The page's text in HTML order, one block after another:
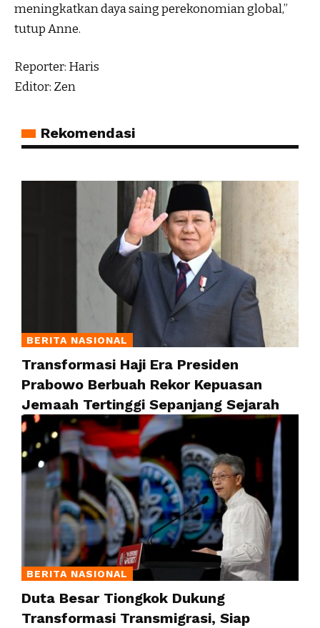
meningkatkan daya saing perekonomian global,”
tutup Anne.
Reporter: Haris
Editor: Zen
Rekomendasi
BERITA NASIONAL
Transformasi Haji Era Presiden
Prabowo Berbuah Rekor Kepuasan
Jemaah Tertinggi Sepanjang Sejarah
BERITA NASIONAL
Duta Besar Tiongkok Dukung
Transformasi Transmigrasi, Siap